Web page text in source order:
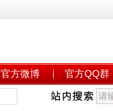
官方微博 官方QQ群